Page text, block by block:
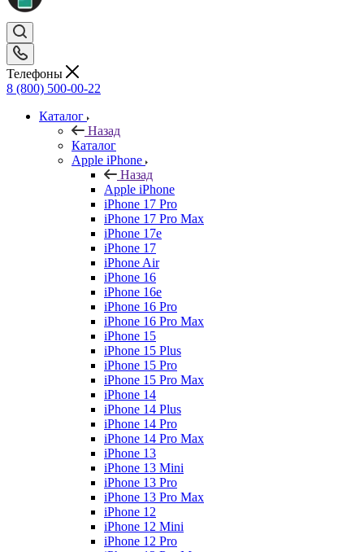
Телефоны
8 (800) 500-00-22
Каталог
Назад
Каталог
Apple iPhone
Назад
Apple iPhone
iPhone 17 Pro
iPhone 17 Pro Max
iPhone 17e
iPhone 17
iPhone Air
iPhone 16
iPhone 16e
iPhone 16 Pro
iPhone 16 Pro Max
iPhone 15
iPhone 15 Plus
iPhone 15 Pro
iPhone 15 Pro Max
iPhone 14
iPhone 14 Plus
iPhone 14 Pro
iPhone 14 Pro Max
iPhone 13
iPhone 13 Mini
iPhone 13 Pro
iPhone 13 Pro Max
iPhone 12
iPhone 12 Mini
iPhone 12 Pro